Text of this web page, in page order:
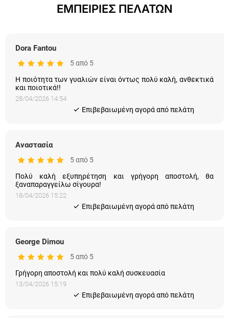
ΕΜΠΕΙΡΙΕΣ ΠΕΛΑΤΩΝ
Dora Fantou
5 από 5
Η ποιότητα των γυαλιών είναι όντως πολύ καλή, ανθεκτικά
και ποιοτικά!!
28/04/2026 14:54
Eπιβεβαιωμένη αγορά από πελάτη
Αναστασία
5 από 5
Πολύ καλή εξυπηρέτηση και γρήγορη αποστολή, θα
ξαναπαραγγείλω σίγουρα!
18/04/2026 15:22
Eπιβεβαιωμένη αγορά από πελάτη
George Dimou
5 από 5
Γρήγορη αποστολή και πολύ καλή συσκευασία
13/04/2026 15:19
Eπιβεβαιωμένη αγορά από πελάτη